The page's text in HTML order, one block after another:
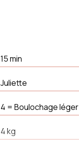
15 min
Juliette
4 = Boulochage léger
4 kg